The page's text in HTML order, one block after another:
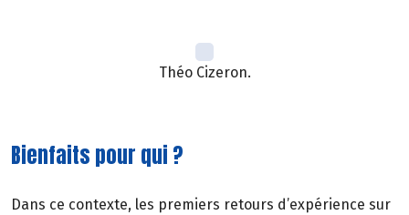
Théo Cizeron.
Bienfaits pour qui ?
Dans ce contexte, les premiers retours d’expérience sur